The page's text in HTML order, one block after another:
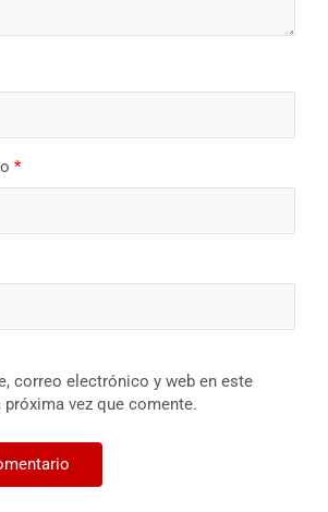
*
correo electrónico y web en este
próxima vez que comente.